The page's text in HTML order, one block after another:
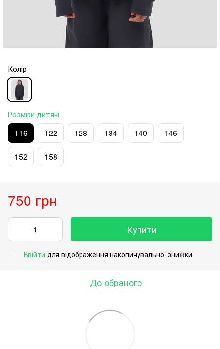
Колір
Розміри дитячі
116 122 128 134 140 146
152 158
750 грн
Купити
Ввійти для відображення накопичувальної знижки
До обраного